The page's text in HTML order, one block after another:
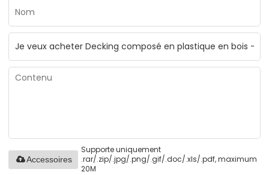
Supporte uniquement
.rar/.zip/.jpg/.png/.gif/.doc/.xls/.pdf, maximum
20M
Accessoires